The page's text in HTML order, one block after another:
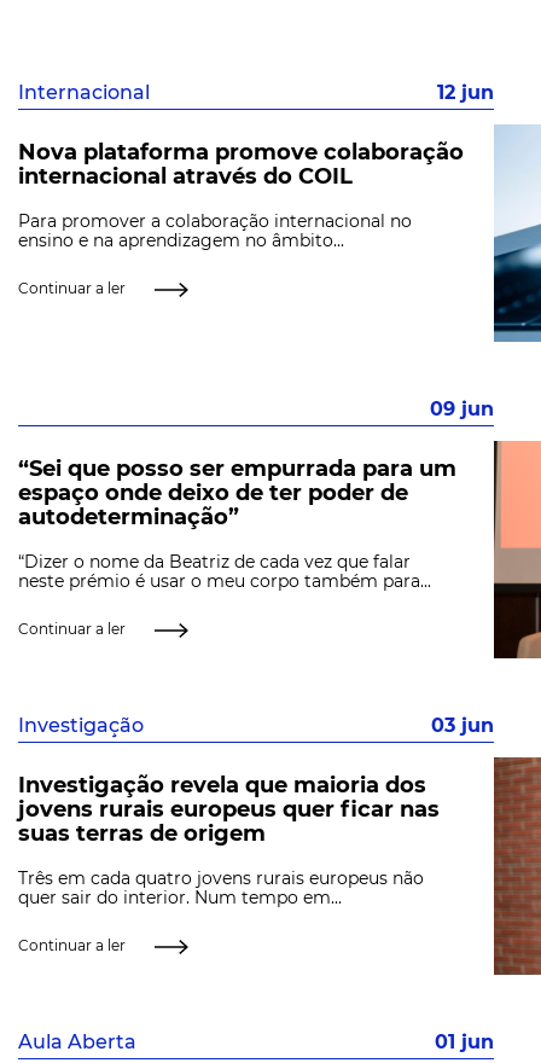
Internacional 12 jun
Nova plataforma promove colaboração
internacional através do COIL
Para promover a colaboração internacional no
ensino e na aprendizagem no âmbito...
Continuar a ler
09 jun
“Sei que posso ser empurrada para um
espaço onde deixo de ter poder de
autodeterminação”
“Dizer o nome da Beatriz de cada vez que falar
neste prémio é usar o meu corpo também para...
Continuar a ler
Investigação 03 jun
Investigação revela que maioria dos
jovens rurais europeus quer ficar nas
suas terras de origem
Três em cada quatro jovens rurais europeus não
quer sair do interior. Num tempo em...
Continuar a ler
Aula Aberta 01 jun